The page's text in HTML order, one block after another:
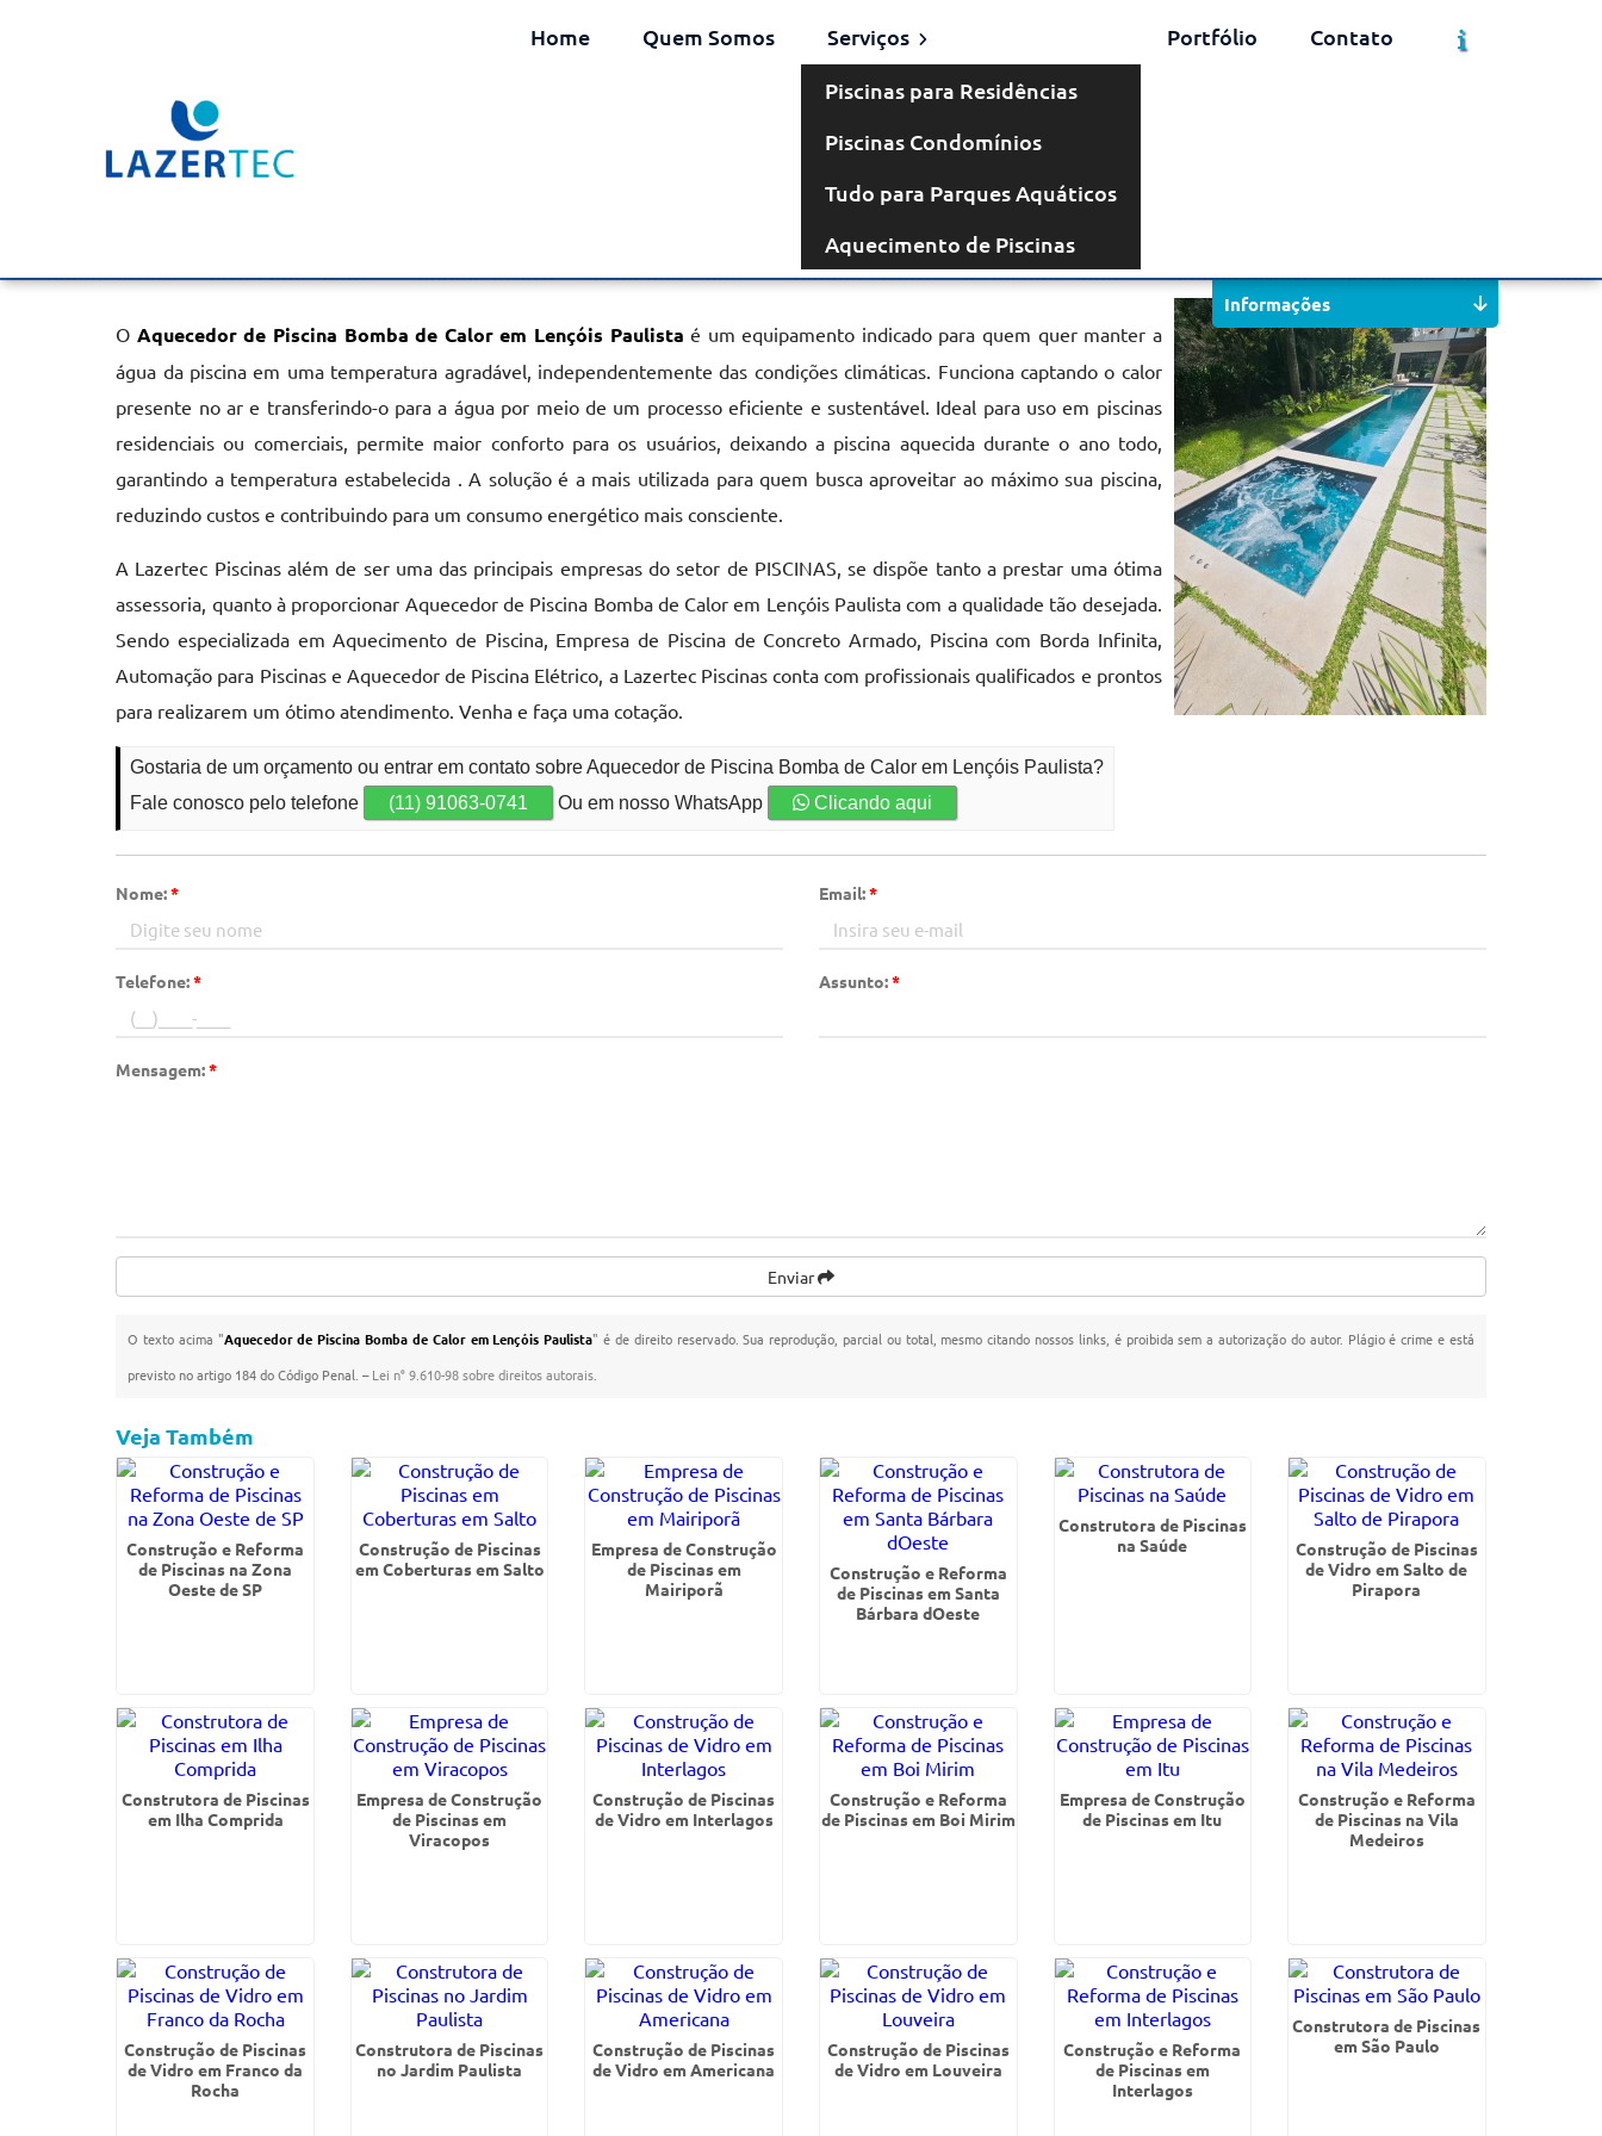
Home Quem Somos
Serviços
Piscinas para Residências
Piscinas Condomínios
Tudo para Parques Aquáticos
Aquecimento de Piscinas
Portfólio Contato
Aquecedor de Piscina Bomba de Calor
Solicite um Orçamento
O Aquecedor de Piscina Bomba de Calor em Lençóis Paulista é um equipamento indicado para quem quer manter a
água da piscina em uma temperatura agradável, independentemente das condições climáticas. Funciona captando o calor
presente no ar e transferindo-o para a água por meio de um processo eficiente e sustentável. Ideal para uso em piscinas
residenciais ou comerciais, permite maior conforto para os usuários, deixando a piscina aquecida durante o ano todo,
garantindo a temperatura estabelecida . A solução é a mais utilizada para quem busca aproveitar ao máximo sua piscina,
reduzindo custos e contribuindo para um consumo energético mais consciente.
A Lazertec Piscinas além de ser uma das principais empresas do setor de PISCINAS, se dispõe tanto a prestar uma ótima
assessoria, quanto à proporcionar Aquecedor de Piscina Bomba de Calor em Lençóis Paulista com a qualidade tão desejada.
Sendo especializada em Aquecimento de Piscina, Empresa de Piscina de Concreto Armado, Piscina com Borda Infinita,
Automação para Piscinas e Aquecedor de Piscina Elétrico, a Lazertec Piscinas conta com profissionais qualificados e prontos
para realizarem um ótimo atendimento. Venha e faça uma cotação.
Gostaria de um orçamento ou entrar em contato sobre Aquecedor de Piscina Bomba de Calor em Lençóis Paulista?
Fale conosco pelo telefone
(11) 91063-0741 Ou em nosso WhatsApp Clicando aqui
Nome:* Email:*
Telefone:* Assunto:*
Mensagem:*
Enviar
O texto acima "Aquecedor de Piscina Bomba de Calor em Lençóis Paulista" é de direito reservado. Sua reprodução, parcial ou total, mesmo citando nossos links, é proibida sem a autorização do autor. Plágio é crime e está
previsto no artigo 184 do Código Penal. –Lei n° 9.610-98 sobre direitos autorais
Informações
Veja Também
Construção e Reforma
de Piscinas na Zona
Oeste de SP
Construção de Piscinas
em Coberturas em Salto
Empresa de Construção
de Piscinas em
Mairiporã
Construção e Reforma
de Piscinas em Santa
Bárbara dOeste
Construtora de Piscinas
na Saúde
Construção de Piscinas
de Vidro em Salto de
Pirapora
Construtora de Piscinas
em Ilha Comprida
Empresa de Construção
de Piscinas em
Viracopos
Construção de Piscinas
de Vidro em Interlagos
Construção e Reforma
de Piscinas em Boi Mirim
Empresa de Construção
de Piscinas em Itu
Construção e Reforma
de Piscinas na Vila
Medeiros
Construção de Piscinas
de Vidro em Franco da
Rocha
Construtora de Piscinas
no Jardim Paulista
Construção de Piscinas
de Vidro em Americana
Construção de Piscinas
de Vidro em Louveira
Construção e Reforma
de Piscinas em
Interlagos
Construtora de Piscinas
em São Paulo